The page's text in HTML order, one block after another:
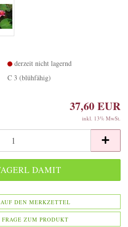
derzeit nicht lagernd
C 3 (blühfähig)
37,60 EUR
inkl. 13% MwSt.
AUF DEN MERKZETTEL
FRAGE ZUM PRODUKT